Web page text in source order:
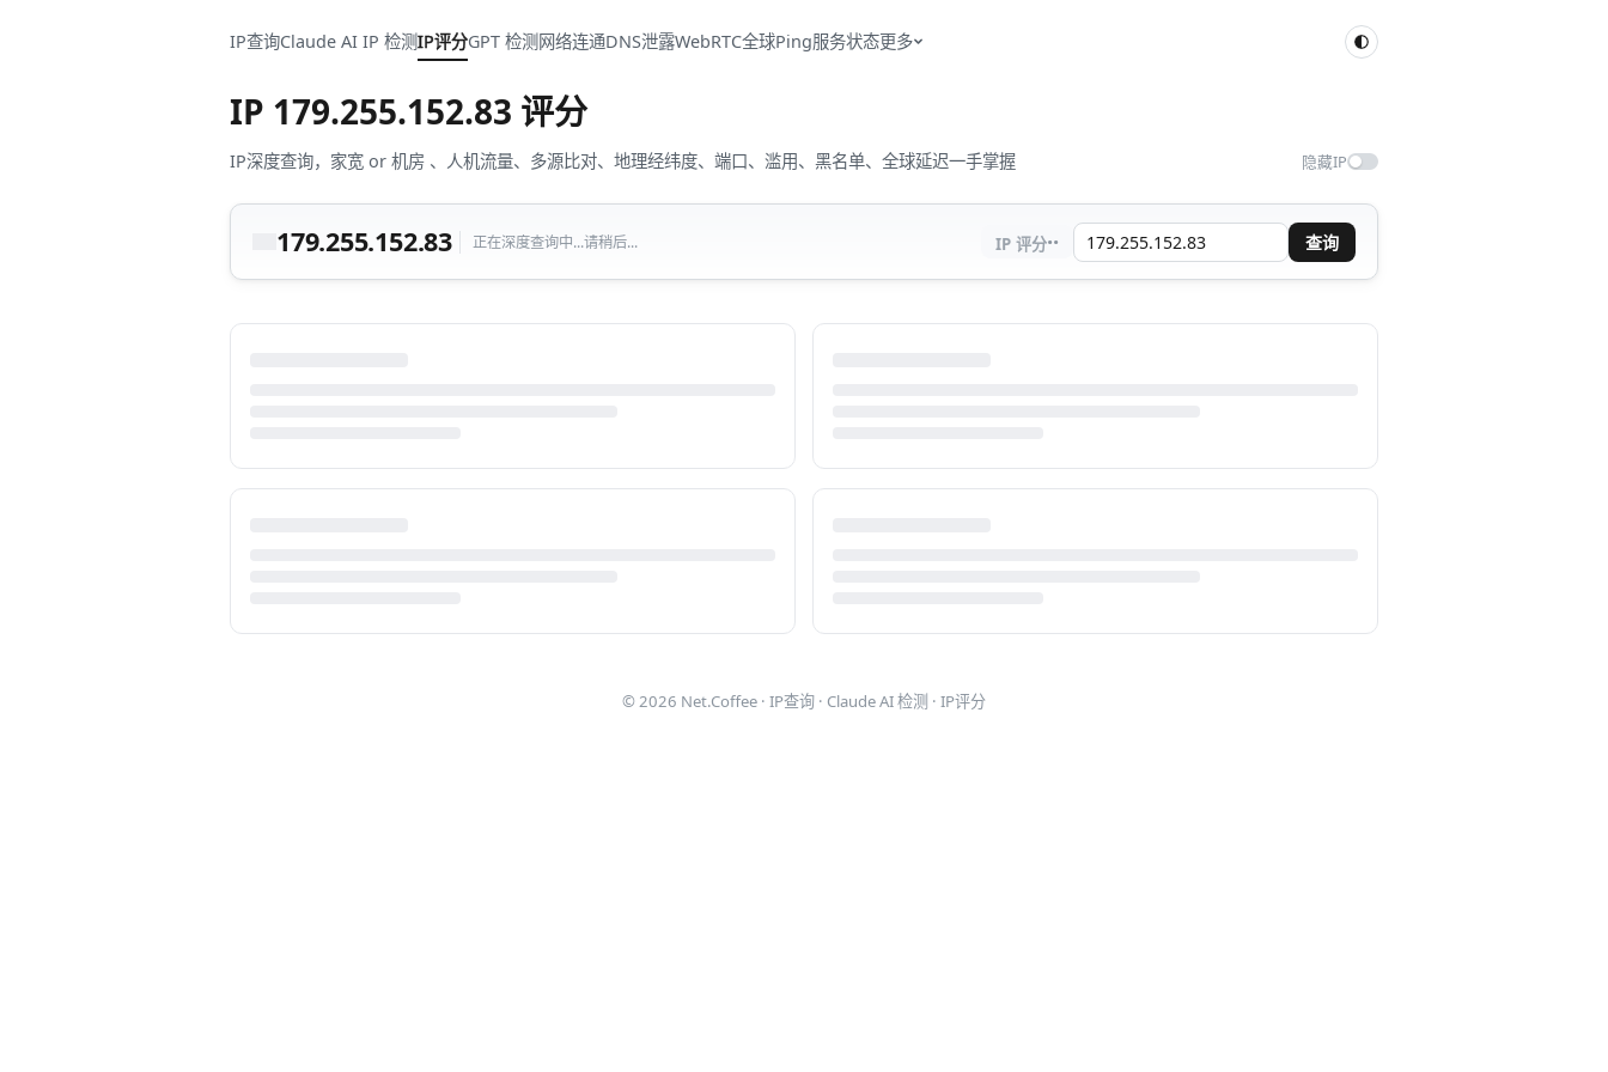
IP查询Claude AI IP 检测IP评分GPT 检测网络连通DNS泄露WebRTC全球Ping服务状态更多
IP 179.255.152.83 评分
IP深度查询，家宽 or 机房 、人机流量、多源比对、地理经纬度、端口、滥用、黑名单、全球延迟一手掌握 隐藏IP
179.255.152.83 正在深度查询中...请稍后... IP 评分·· 查询
© 2026 Net.Coffee · IP查询 · Claude AI 检测 · IP评分